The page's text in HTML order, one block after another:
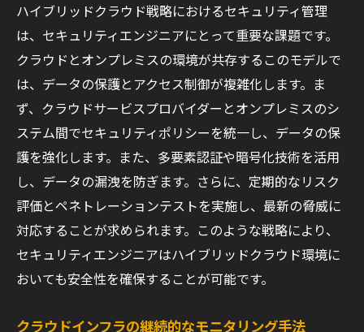
ハイブリッドクラウド戦略におけるセキュリティ管理
は、セキュリティエンジニアにとって重要な課題です。
クラウドとオンプレミスの環境が共存するこのモデルで
は、データの保護とアクセス制御が複雑化します。ま
ず、クラウドサービスプロバイダーとオンプレミスのシ
ステム間でセキュリティポリシーを統一し、データの保
護を強化します。また、多要素認証や暗号化技術を活用
し、データの漏洩を防ぎます。さらに、定期的なリスク
評価とペネトレーションテストを実施し、最新の脅威に
対応することが求められます。このような戦略により、
セキュリティエンジニアはハイブリッドクラウド環境に
おいても安全性を確保することが可能です。
クラウドインフラの継続的なモニタリング手法